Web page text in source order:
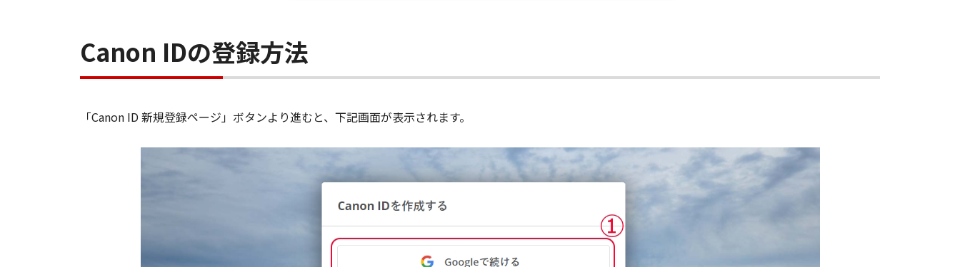
Canon IDの登録方法
「Canon ID 新規登録ページ」ボタンより進むと、下記画面が表示されます。